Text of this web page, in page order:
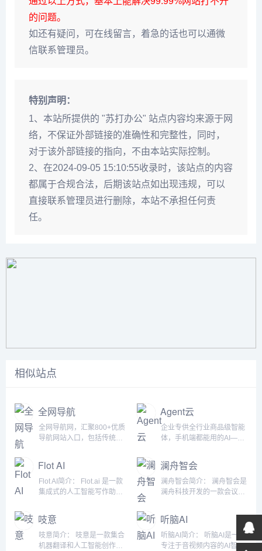
的问题。
如还有疑问，可在线留言，着急的话也可以通微
信联系管理员。
特别声明：
1、本站所提供的 "苏打办公" 站点内容均来源于网
络，不保证外部链接的准确性和完整性，同时，
对于该外部链接的指向，不由本站实际控制。
2、在2024-09-05 15:10:55收录时，该站点的内容
都属于合规合法，后期该站点如出现违规，可以
直接联系管理员进行删除，本站不承担任何责
任。
相似站点
全网导航
全网导航网，汇聚800+优质
导航网站入口，包括传统导
站，助你一站直达10万+优
质网站资源...
Agent云
企业专供全行业商品级智能
体，手机端都能用的AI—
Flot AI
Flot AI简介： Flot.ai 是一款
集成式的人工智能写作助
持超过 200 种语言。这个工
具可以帮助用户在各种应用
或网站上获得 AI 的帮助，从
而提高工作效率和效率。
澜舟智会
澜舟智会简介： 澜舟智会是
澜舟科技开发的一款会议内
上传的会议音频和视频进行
文字转录和深度智能分析。
通过这些分析，用户可以快
速理解、查找和导航定位会
吱意
吱意简介： 吱意是一款集合
机器翻译和人工智能创作为
听脑AI
听脑AI简介： 听脑AI是一款
专注于音视频内容的AI智能